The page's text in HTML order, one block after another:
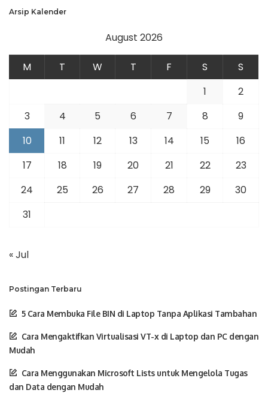
Arsip Kalender
August 2026
M T W T F S
S
1
2
3
4 5 6 7 8
9
10
11 12 13 14 15
16
17
18 19 20 21 22
23
24
25 26 27 28 29
30
31
« Jul
Postingan Terbaru
5 Cara Membuka File BIN di Laptop Tanpa Aplikasi Tambahan
Cara Mengaktifkan Virtualisasi VT-x di Laptop dan PC dengan
Mudah
Cara Menggunakan Microsoft Lists untuk Mengelola Tugas
dan Data dengan Mudah